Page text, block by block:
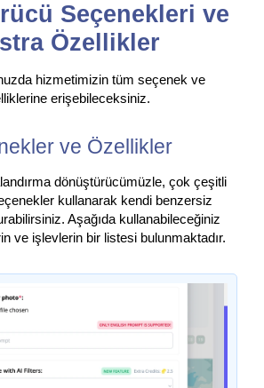
Seçenekleri ve
Özellikler
hizmetimizin tüm seçenek ve
erişebileceksiniz.
ve Özellikler
dönüştürücümüzle, çok çeşitli
kullanarak kendi benzersiz
Aşağıda kullanabileceğiniz
ve işlevlerin bir listesi bulunmaktadır.